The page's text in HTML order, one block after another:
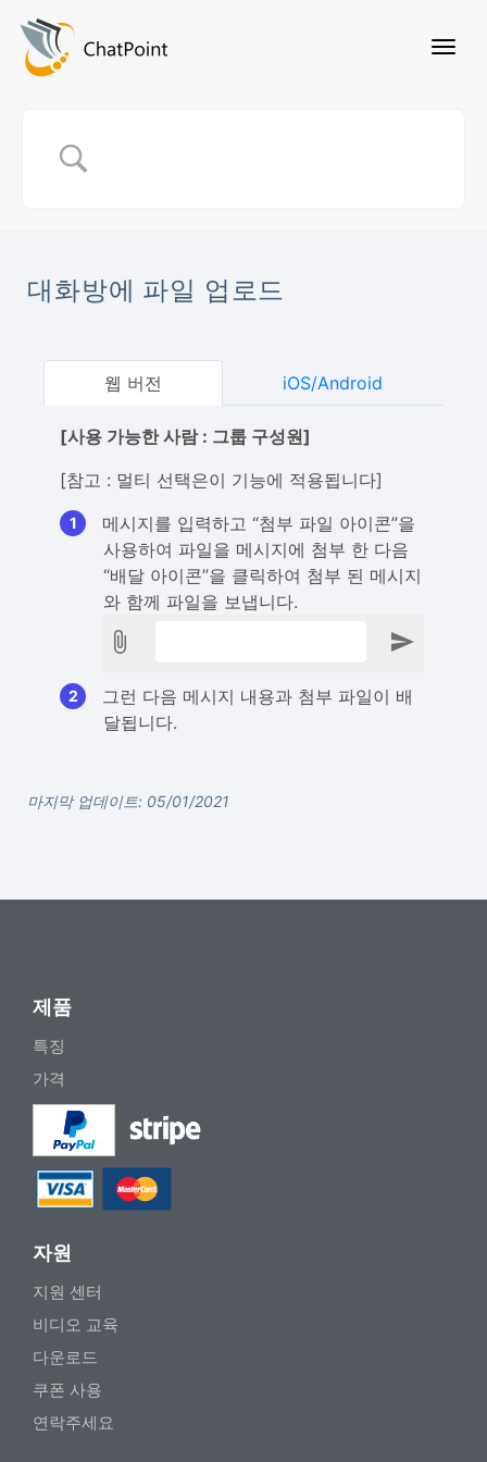
대화방에 파일 업로드
웹 버전 iOS/Android
[사용 가능한 사람 : 그룹 구성원]
[참고 : 멀티 선택은이 기능에 적용됩니다]
메시지를 입력하고 “첨부 파일 아이콘”을
사용하여 파일을 메시지에 첨부 한 다음
“배달 아이콘”을 클릭하여 첨부 된 메시지
와 함께 파일을 보냅니다.
그런 다음 메시지 내용과 첨부 파일이 배
달됩니다.
마지막 업데이트: 05/01/2021
제품
특징
가격
자원
지원 센터
비디오 교육
다운로드
쿠폰 사용
연락주세요